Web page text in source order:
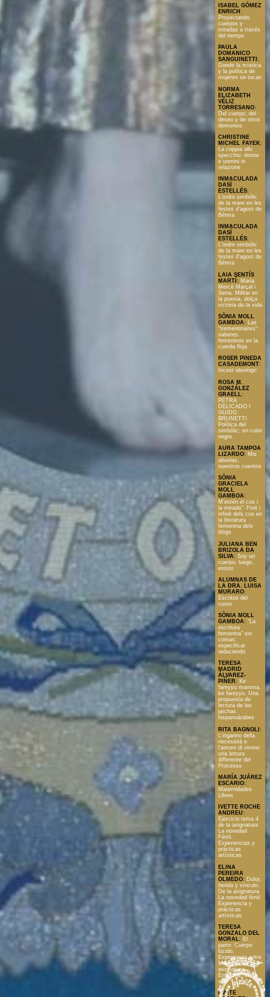
ISABEL GÓMEZ
ENRICH :
Proyectando
cuerpos y
miradas a través
del tiempo
PAULA
DOMANICO
SANGUINETTI :
Donde la mística
y la política de
mujeres se tocan
NORMA
ELIZABETH
VÉLIZ
TORRESANO:
Del cuerpo, del
deseo y de otros
demonios
CHRISTINE
MICHEL FAYEK:
La coppia allo
specchio: donne
e uomini in
relazione
INMACULADA
DASÍ
ESTELLÉS:
L'ordre simbòlic
de la mare en les
festes d'agost de
Bétera
INMACULADA
DASÍ
ESTELLÉS:
L'ordre simbòlic
de la mare en les
festes d'agost de
Bétera
LAIA SENTÍS
MARTÍ : Maria
Mercè Marçal i
Serra. Militar en
la poesia, dolça
victòria de la vida
SÒNIA MOLL
GAMBOA: Las
"trementinaires":
saberes
femeninos en la
cuerda floja
ROSER PINEDA
CASADEMONT:
Incest ideològic
ROSA M.
GONZÁLEZ
GRAELL :
PETRA
DELICADO I
GUIDO
BRUNETTI
Política del
simbòlic; en color
negre
AURA TAMPOA
LIZARDO: Mis
abuelas,
nuestros cuentos
SÒNIA
GRACIELA
MOLL
GAMBOA:
M’estén el cos i
la mirada": Finit i
infinit dels cos en
la literatura
femenina dels
blogs
JULIANA BEN
BRIZOLA DA
SILVA: Soy un
cuerpo, luego,
existo
ALUMNAS DE
LA DRA. LUISA
MURARO:
Escritos del
curso
SÒNIA MOLL
GAMBOA: “La
escritura
femenina” sin
comas:
especificar
reduciendo
TERESA
MADRID
ÁLVAREZ-
PIÑER: Ke
fareyyu mamma,
ke fareyyu. Una
propuesta de
lectura de las
jarchas
hispanoárabes
RITA BAGNOLI :
L'inganno della
necessità e
l'amore di vivere:
una lettura
differente del
Processo
MARÍA JUÁREZ
ESCARIO:
Maternidades
Libres
IVETTE ROCHE
ANDREU:
Ejercicio tema 4
de la asignatura
La novedad
Fértil.
Experiencias y
prácticas
artísticas
ELINA
PEREIRA
OLMEDO: Dolor,
herida y vínculo.
De la asignatura
La novedad fértil.
Experiencia y
prácticas
artísticas.
TERESA
GONZALO DEL
MORAL : El
parto: Cuerpo
lúcido.
Experiencia entre
Mujeres. De la
asignatura
Enfermar, sanar,
vivir
MAITE